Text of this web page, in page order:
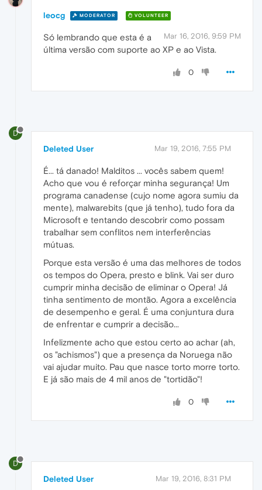
leocg MODERATOR VOLUNTEER
Mar 16, 2016, 9:59 PM
Só lembrando que esta é a
última versão com suporte ao XP e ao Vista.
0
D
Deleted User Mar 19, 2016, 7:55 PM
É... tá danado! Malditos ... vocês sabem quem!
Acho que vou é reforçar minha segurança! Um
programa canadense (cujo nome agora sumiu da
mente), malwarebits (que já tenho), tudo fora da
Microsoft e tentando descobrir como possam
trabalhar sem conflitos nem interferências
mútuas.
Porque esta versão é uma das melhores de todos
os tempos do Opera, presto e blink. Vai ser duro
cumprir minha decisão de eliminar o Opera! Já
tinha sentimento de montão. Agora a excelência
de desempenho e geral. É uma conjuntura dura
de enfrentar e cumprir a decisão...
Infelizmente acho que estou certo ao achar (ah,
os "achismos") que a presença da Noruega não
vai ajudar muito. Pau que nasce torto morre torto.
E já são mais de 4 mil anos de "tortidão"!
0
D
Deleted User Mar 19, 2016, 8:31 PM